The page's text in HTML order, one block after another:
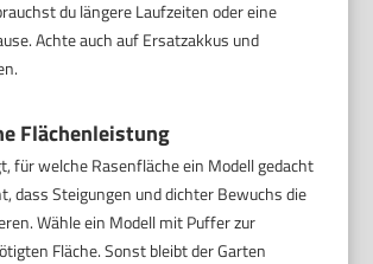
du längere Laufzeiten oder eine
Achte auch auf Ersatzakkus und
Flächenleistung
für welche Rasenfläche ein Modell gedacht
dass Steigungen und dichter Bewuchs die
Wähle ein Modell mit Puffer zur
Fläche. Sonst bleibt der Garten